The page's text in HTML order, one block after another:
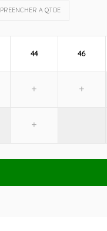
PREENCHER A QTDE
44 46